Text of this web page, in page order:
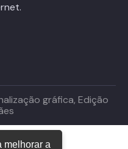
gráfica, Edição
melhorar a